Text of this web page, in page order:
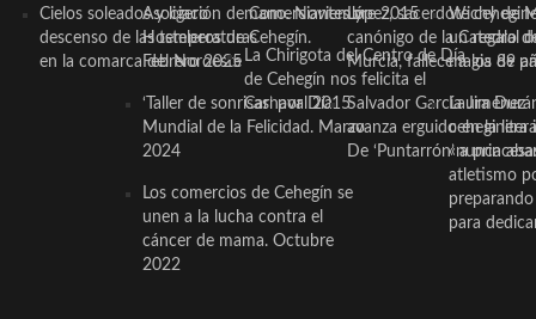
Cielos soleados y ligero
descenso de las temperaturas
en la comarca del Noroeste
Asociación de Comerciantes y
Hosteleros de Cehegín.
Febrero 2025
‘Taller de sonrisas’ por Día
Mundial de la Felicidad. Marzo
2024
Los comercios de Cehegín se
unen a la lucha contra el
cáncer de mama. Octubre
2022
mano. Noviembre 2015
La Chirigota del Centro de Día
de Cehegín nos felicita el
Carnaval 2015
López, sacerdote
canónigo de la Catedral
Murcia, fallece a los 89
Salvador García Jiménez
avanza erguido en la
De ‘Puntarrón’ a
Wichy de
un regalo
magia de
Laura
ceheginera
«nunca
atletismo
para